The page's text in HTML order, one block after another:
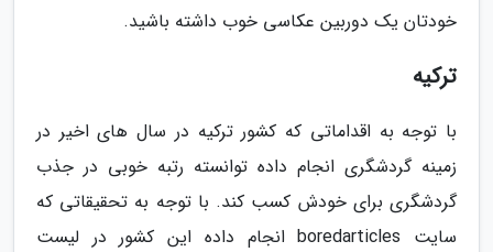
خودتان یک دوربین عکاسی خوب داشته باشید.
ترکیه
با توجه به اقداماتی که کشور ترکیه در سال های اخیر در
زمینه گردشگری انجام داده توانسته رتبه خوبی در جذب
گردشگری برای خودش کسب کند. با توجه به تحقیقاتی که
سایت boredarticles انجام داده این کشور در لیست